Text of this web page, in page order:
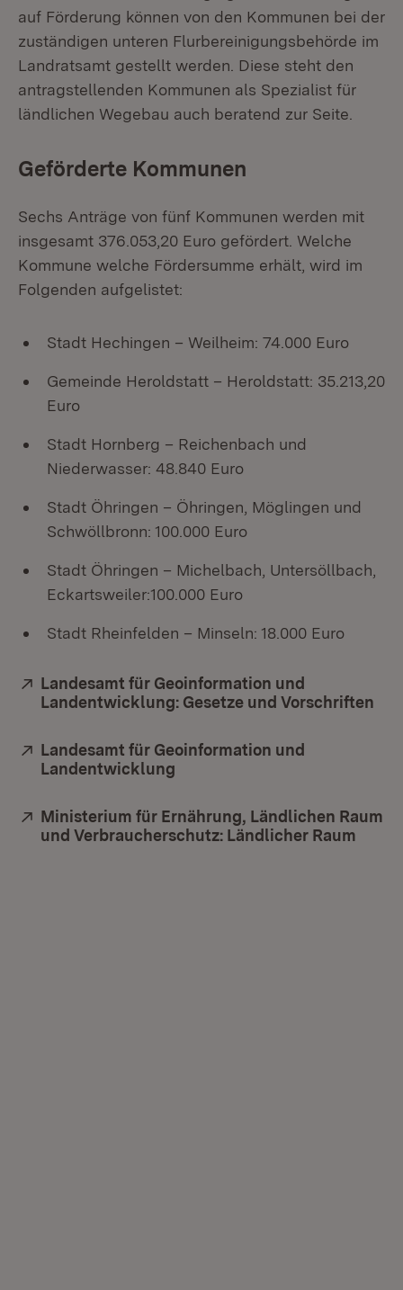
auf Förderung können von den Kommunen bei der
zuständigen unteren Flurbereinigungsbehörde im
Landratsamt gestellt werden. Diese steht den
antragstellenden Kommunen als Spezialist für
ländlichen Wegebau auch beratend zur Seite.
Geförderte Kommunen
Sechs Anträge von fünf Kommunen werden mit
insgesamt 376.053,20 Euro gefördert. Welche
Kommune welche Fördersumme erhält, wird im
Folgenden aufgelistet:
Stadt Hechingen – Weilheim: 74.000 Euro
Gemeinde Heroldstatt – Heroldstatt: 35.213,20
Euro
Stadt Hornberg – Reichenbach und
Niederwasser: 48.840 Euro
Stadt Öhringen – Öhringen, Möglingen und
Schwöllbronn: 100.000 Euro
Stadt Öhringen – Michelbach, Untersöllbach,
Eckartsweiler:100.000 Euro
Stadt Rheinfelden – Minseln: 18.000 Euro
Extern:
Landesamt für Geoinformation und
Landentwicklung: Gesetze und Vorschriften
Extern:
Landesamt für Geoinformation und
Landentwicklung
Extern:
Ministerium für Ernährung, Ländlichen Raum
und Verbraucherschutz: Ländlicher Raum